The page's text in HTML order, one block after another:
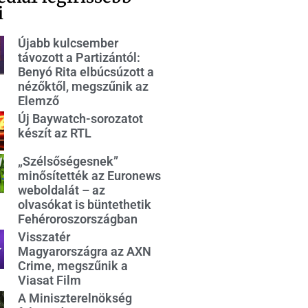
Újabb kulcsember
távozott a Partizántól:
Benyó Rita elbúcsúzott a
nézőktől, megszűnik az
Elemző
Új Baywatch-sorozatot
készít az RTL
„Szélsőségesnek”
minősítették az Euronews
weboldalát – az
olvasókat is büntethetik
Fehéroroszországban
Visszatér
Magyarországra az AXN
Crime, megszűnik a
Viasat Film
A Miniszterelnökség